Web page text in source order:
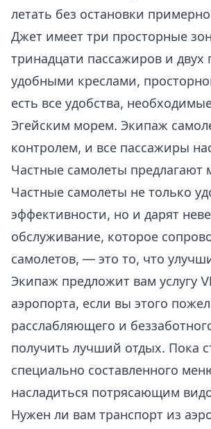
летать без остановки
Джет имеет три просторные
тринадцати пассажиров и
удобными креслами,
есть все удобства,
Эгейским морем. Экипаж
контролем, и все пассажиры
Частные самолеты предлагают
Частные самолеты не только
эффективности, но и дарят
обслуживание, которое
самолетов, — это то, что
Экипаж предложит вам услугу
аэропорта, если вы этого
расслабляющего и
получить лучший отдых. Пока
специально составленного
насладиться потрясающим
Нужен ли вам транспорт из